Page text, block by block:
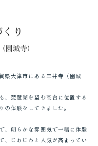
り
園城寺）
県大津市にある三井寺（園城
、琵琶湖を望む高台に位置する
の体験をしてきました。
、朗らかな雰囲気で一緒に体験
、じわじわと人気が高まってい